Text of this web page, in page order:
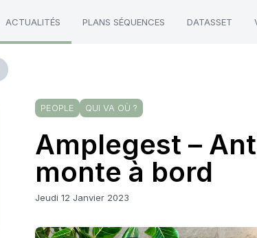
ACTUALITÉS PLANS SÉQUENCES DATASSET
PEOPLE QUI VA OÙ ?
Amplegest –
monte à bord
Jeudi 12 Janvier 2023